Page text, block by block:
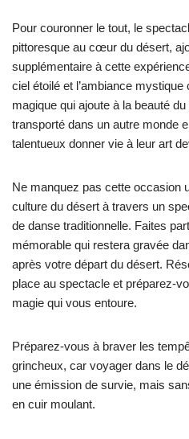
Pour couronner le tout, le
pittoresque au cœur du désert,
supplémentaire à cette
ciel étoilé et l’ambiance
magique qui ajoute à la beauté
transporté dans un autre monde
talentueux donner vie à leur art
Ne manquez pas cette occasion
culture du désert à travers un
de danse traditionnelle. Faites
mémorable qui restera gravée
après votre départ du désert.
place au spectacle et préparez-
magie qui vous entoure.
Préparez-vous à braver les
grincheux, car voyager dans le
une émission de survie, mais
en cuir moulant.